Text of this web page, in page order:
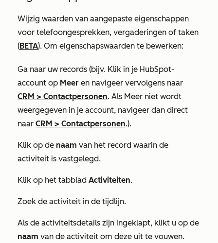
Wijzig waarden van aangepaste eigenschappen
voor telefoongesprekken, vergaderingen of taken
(BETA). Om eigenschapswaarden te bewerken:
Ga naar uw records (bijv. Klik in je HubSpot-
account op Meer en navigeer vervolgens naar
CRM > Contactpersonen. Als Meer niet wordt
weergegeven in je account, navigeer dan direct
naar CRM > Contactpersonen.).
Klik op de naam van het record waarin de
activiteit is vastgelegd.
Klik op het tabblad Activiteiten.
Zoek de activiteit in de tijdlijn.
Als de activiteitsdetails zijn ingeklapt, klikt u op de
naam van de activiteit om deze uit te vouwen.